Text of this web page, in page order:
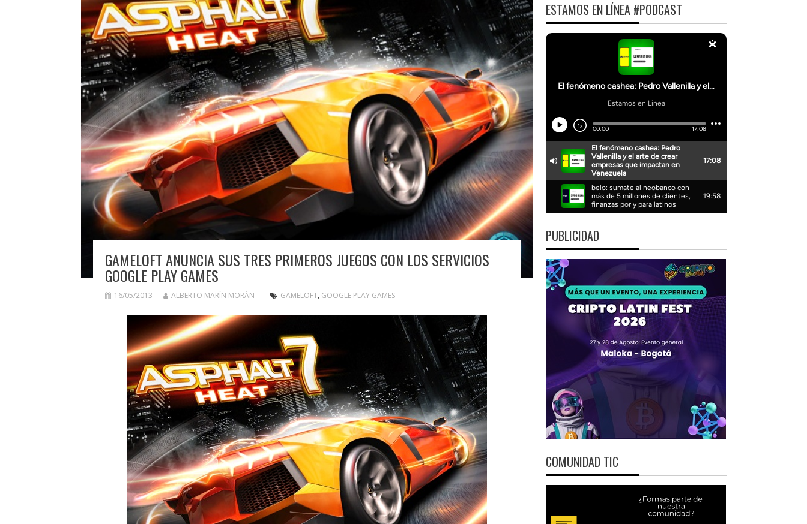
GAMELOFT ANUNCIA SUS TRES PRIMEROS JUEGOS CON LOS SERVICIOS
GOOGLE PLAY GAMES
16/05/2013 ALBERTO MARÍN MORÁN GAMELOFT, GOOGLE PLAY GAMES
ESTAMOS EN LÍNEA #PODCAST
PUBLICIDAD
COMUNIDAD TIC